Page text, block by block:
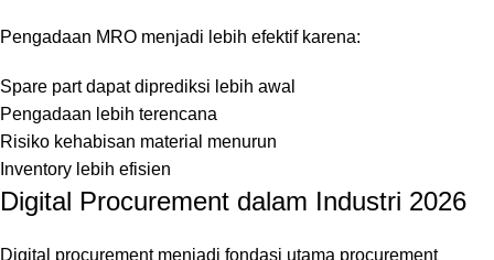
Pengadaan MRO menjadi lebih efektif karena:
Spare part dapat diprediksi lebih awal
Pengadaan lebih terencana
Risiko kehabisan material menurun
Inventory lebih efisien
Digital Procurement dalam Industri 2026
Digital procurement menjadi fondasi utama procurement